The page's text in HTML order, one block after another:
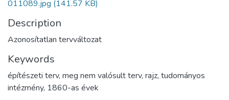
011089.jpg (141.57 KB)
Description
Azonosítatlan tervváltozat
Keywords
építészeti terv, meg nem valósult terv, rajz, tudományos
intézmény, 1860-as évek